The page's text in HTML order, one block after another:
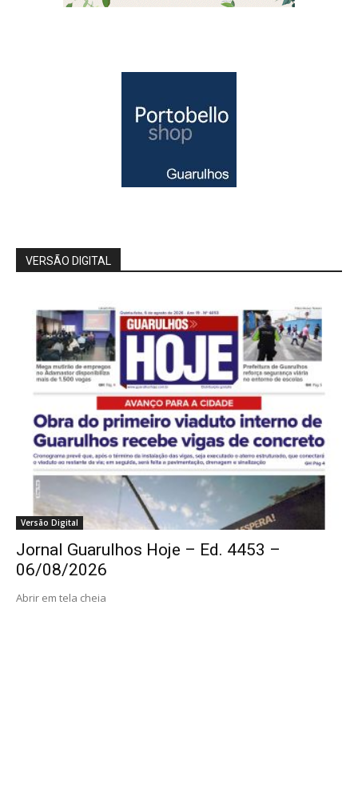
VERSÃO DIGITAL
Versão Digital
Jornal Guarulhos Hoje – Ed. 4453 –
06/08/2026
Abrir em tela cheia